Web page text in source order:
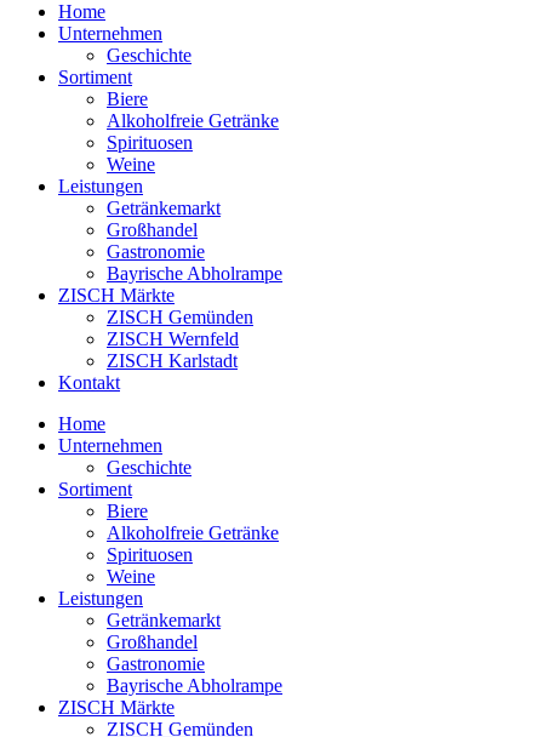
Home
Unternehmen
Geschichte
Sortiment
Biere
Alkoholfreie Getränke
Spirituosen
Weine
Leistungen
Getränkemarkt
Großhandel
Gastronomie
Bayrische Abholrampe
ZISCH Märkte
ZISCH Gemünden
ZISCH Wernfeld
ZISCH Karlstadt
Kontakt
Home
Unternehmen
Geschichte
Sortiment
Biere
Alkoholfreie Getränke
Spirituosen
Weine
Leistungen
Getränkemarkt
Großhandel
Gastronomie
Bayrische Abholrampe
ZISCH Märkte
ZISCH Gemünden